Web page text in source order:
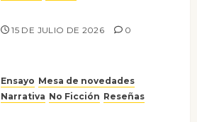
15 DE JULIO DE 2026 0
Ensayo Mesa de novedades
Narrativa No Ficción Reseñas